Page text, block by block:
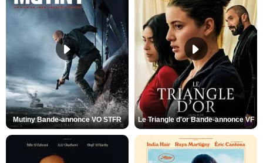
Mutiny Bande-annonce VO STFR Le Triangle d'or Bande-annonce VF